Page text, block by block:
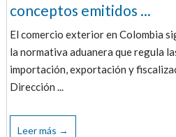
conceptos emitidos ...
El comercio exterior en Colombia
la normativa aduanera que regula
importación, exportación y
Dirección ...
Leer más →